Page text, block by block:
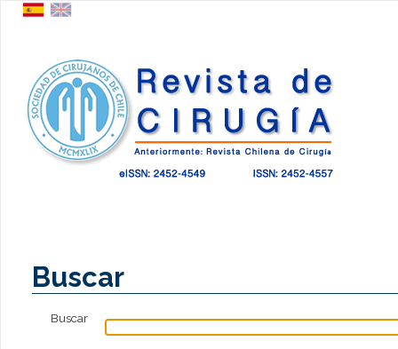
Buscar
Buscar